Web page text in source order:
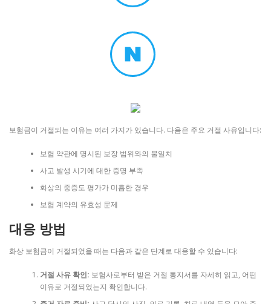
보험금이 거절되는 이유는 여러 가지가 있습니다. 다음은 주요 거절 사유입니다:
보험 약관에 명시된 보장 범위와의 불일치
사고 발생 시기에 대한 증명 부족
화상의 중증도 평가가 미흡한 경우
보험 계약의 유효성 문제
대응 방법
화상 보험금이 거절되었을 때는 다음과 같은 단계로 대응할 수 있습니다:
거절 사유 확인: 보험사로부터 받은 거절 통지서를 자세히 읽고, 어떤
이유로 거절되었는지 확인합니다.